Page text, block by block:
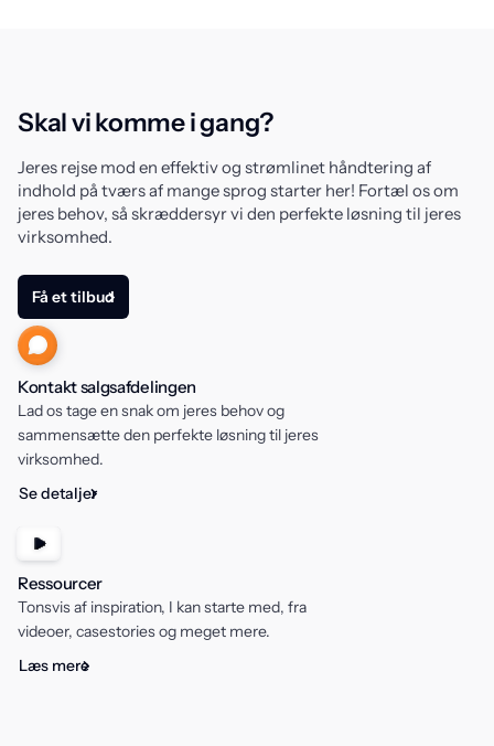
Skal vi komme i gang?
Jeres rejse mod en effektiv og strømlinet håndtering af
indhold på tværs af mange sprog starter her! Fortæl os om
jeres behov, så skræddersyr vi den perfekte løsning til jeres
virksomhed.
Få et tilbud
Kontakt salgsafdelingen
Lad os tage en snak om jeres behov og
sammensætte den perfekte løsning til jeres
virksomhed.
Se detaljer
Ressourcer
Tonsvis af inspiration, I kan starte med, fra
videoer, casestories og meget mere.
Læs mere